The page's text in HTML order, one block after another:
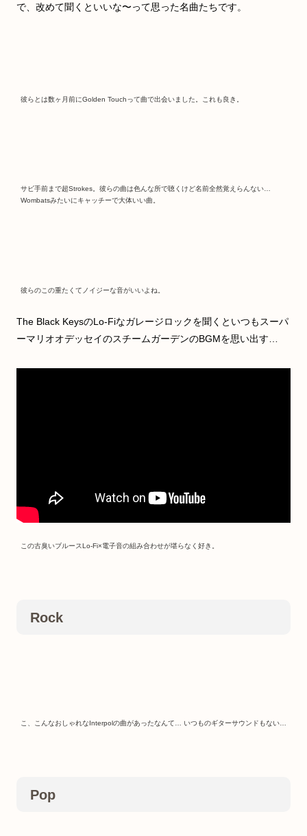
で、改めて聞くといいな〜って思った名曲たちです。
彼らとは数ヶ月前にGolden Touchって曲で出会いました。これも良き。
サビ手前まで超Strokes。彼らの曲は色んな所で聴くけど名前全然覚えらんない…
Wombatsみたいにキャッチーで大体いい曲。
彼らのこの重たくてノイジーな音がいいよね。
The Black KeysのLo-Fiなガレージロックを聞くといつもスーパ
ーマリオオデッセイのスチームガーデンのBGMを思い出す…
この古臭いブルースLo-Fi×電子音の組み合わせが堪らなく好き。
Rock
こ、こんなおしゃれなInterpolの曲があったなんて… いつものギターサウンドもない…
Pop